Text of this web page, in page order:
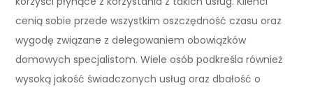
cenią sobie przede wszystkim oszczędność czasu oraz
wygodę związane z delegowaniem obowiązków
domowych specjalistom. Wiele osób podkreśla również
wysoką jakość świadczonych usług oraz dbałość o